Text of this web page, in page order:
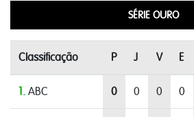
SÉRIE OURO
Classificação P J V E
1. ABC 0 0 0 0